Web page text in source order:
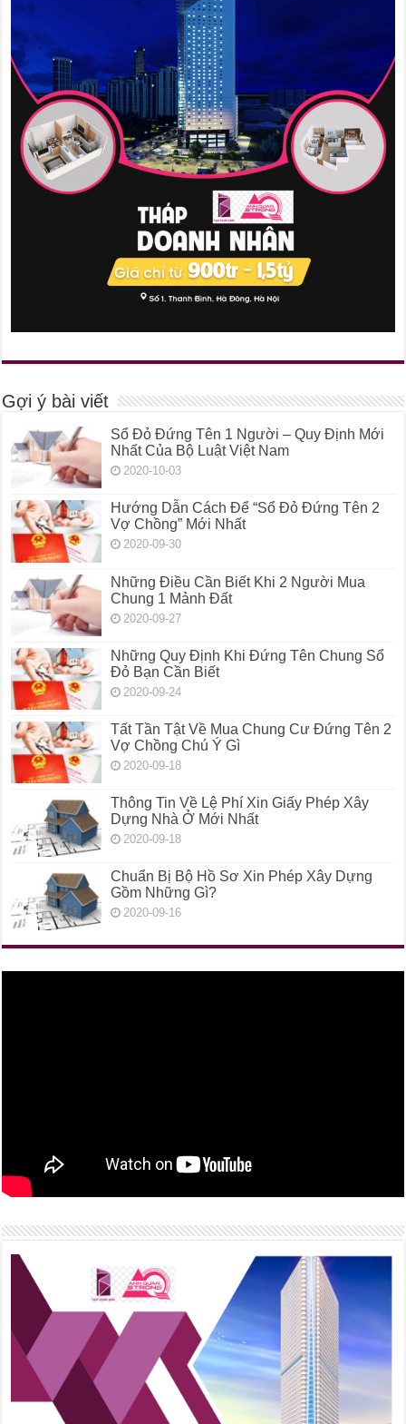
Gợi ý bài viết
Sổ Đỏ Đứng Tên 1 Người – Quy Định Mới
Nhất Của Bộ Luật Việt Nam
2020-10-03
Hướng Dẫn Cách Để “Sổ Đỏ Đứng Tên 2
Vợ Chồng” Mới Nhất
2020-09-30
Những Điều Cần Biết Khi 2 Người Mua
Chung 1 Mảnh Đất
2020-09-27
Những Quy Định Khi Đứng Tên Chung Sổ
Đỏ Bạn Cần Biết
2020-09-24
Tất Tần Tật Về Mua Chung Cư Đứng Tên 2
Vợ Chồng Chú Ý Gì
2020-09-18
Thông Tin Về Lệ Phí Xin Giấy Phép Xây
Dựng Nhà Ở Mới Nhất
2020-09-18
Chuẩn Bị Bộ Hồ Sơ Xin Phép Xây Dựng
Gồm Những Gì?
2020-09-16